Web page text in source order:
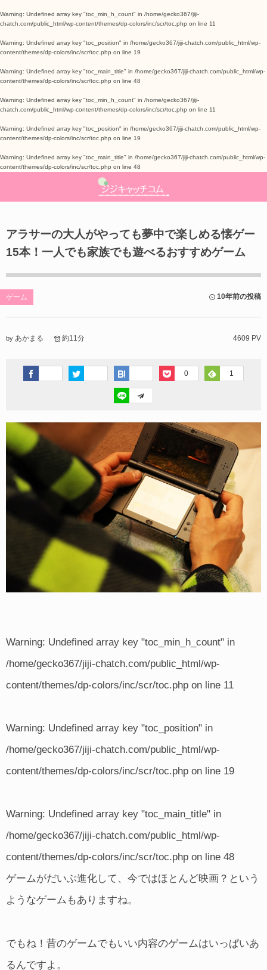
Warning: Undefined array key "toc_min_h_count" in /home/gecko367/jiji-
chatch.com/public_html/wp-content/themes/dp-colors/inc/scr/toc.php on line 11
Warning: Undefined array key "toc_position" in /home/gecko367/jiji-chatch.com/public_html/wp-
content/themes/dp-colors/inc/scr/toc.php on line 19
Warning: Undefined array key "toc_main_title" in /home/gecko367/jiji-chatch.com/public_html/wp-
content/themes/dp-colors/inc/scr/toc.php on line 48
Warning: Undefined array key "toc_min_h_count" in /home/gecko367/jiji-
chatch.com/public_html/wp-content/themes/dp-colors/inc/scr/toc.php on line 11
Warning: Undefined array key "toc_position" in /home/gecko367/jiji-chatch.com/public_html/wp-
content/themes/dp-colors/inc/scr/toc.php on line 19
Warning: Undefined array key "toc_main_title" in /home/gecko367/jiji-chatch.com/public_html/wp-
content/themes/dp-colors/inc/scr/toc.php on line 48
アラサーの大人がやっても夢中で楽しめる懐ゲー
15本！一人でも家族でも遊べるおすすめゲーム
ゲーム 10年前の投稿
by あかまる 4609 PV
約11分
0 1
Warning: Undefined array key "toc_min_h_count" in
/home/gecko367/jiji-chatch.com/public_html/wp-
content/themes/dp-colors/inc/scr/toc.php on line 11
Warning: Undefined array key "toc_position" in
/home/gecko367/jiji-chatch.com/public_html/wp-
content/themes/dp-colors/inc/scr/toc.php on line 19
Warning: Undefined array key "toc_main_title" in
/home/gecko367/jiji-chatch.com/public_html/wp-
content/themes/dp-colors/inc/scr/toc.php on line 48
ゲームがだいぶ進化して、今ではほとんど映画？という
ようなゲームもありますね。
でもね！昔のゲームでもいい内容のゲームはいっぱいあ
るんですよ。